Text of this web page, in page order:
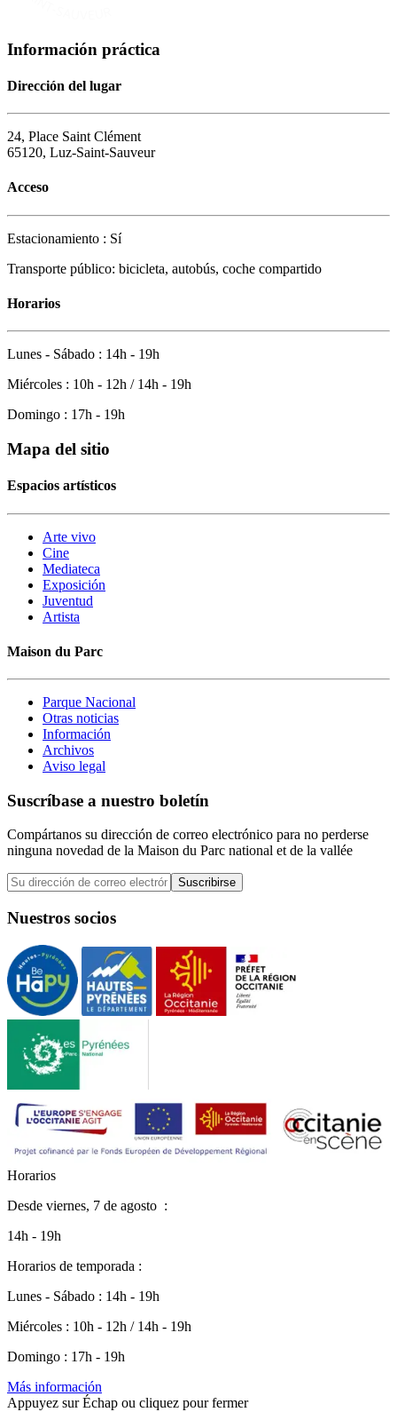
Información práctica
Dirección del lugar
24, Place Saint Clément
65120, Luz-Saint-Sauveur
Acceso
Estacionamiento : Sí
Transporte público: bicicleta, autobús, coche compartido
Horarios
Lunes - Sábado : 14h - 19h
Miércoles : 10h - 12h / 14h - 19h
Domingo : 17h - 19h
Mapa del sitio
Espacios artísticos
Arte vivo
Cine
Mediateca
Exposición
Juventud
Artista
Maison du Parc
Parque Nacional
Otras noticias
Información
Archivos
Aviso legal
Suscríbase a nuestro boletín
Compártanos su dirección de correo electrónico para no perderse
ninguna novedad de la Maison du Parc national et de la vallée
Suscribirse
Nuestros socios
Horarios
Desde viernes, 7 de agosto :
14h - 19h
Horarios de temporada :
Lunes - Sábado : 14h - 19h
Miércoles : 10h - 12h / 14h - 19h
Domingo : 17h - 19h
Más información
Appuyez sur Échap ou cliquez pour fermer